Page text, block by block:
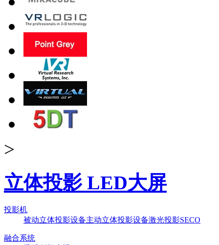
>
立体投影 LED大屏
投影机
被动立体投影设备主动立体投影设备激光投影SECO
融合系统